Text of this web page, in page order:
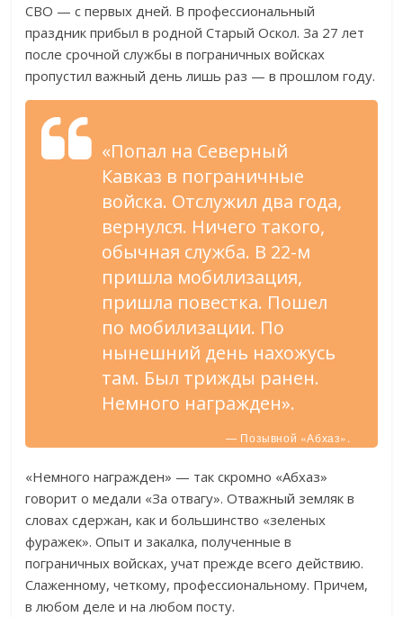
СВО — с первых дней. В профессиональный
праздник прибыл в родной Старый Оскол. За 27 лет
после срочной службы в пограничных войсках
пропустил важный день лишь раз — в прошлом году.
«Попал на Северный
Кавказ в пограничные
войска. Отслужил два года,
вернулся. Ничего такого,
обычная служба. В 22-м
пришла мобилизация,
пришла повестка. Пошел
по мобилизации. По
нынешний день нахожусь
там. Был трижды ранен.
Немного награжден».
— Позывной «Абхаз».
«Немного награжден» — так скромно «Абхаз»
говорит о медали «За отвагу». Отважный земляк в
словах сдержан, как и большинство «зеленых
фуражек». Опыт и закалка, полученные в
пограничных войсках, учат прежде всего действию.
Слаженному, четкому, профессиональному. Причем,
в любом деле и на любом посту.